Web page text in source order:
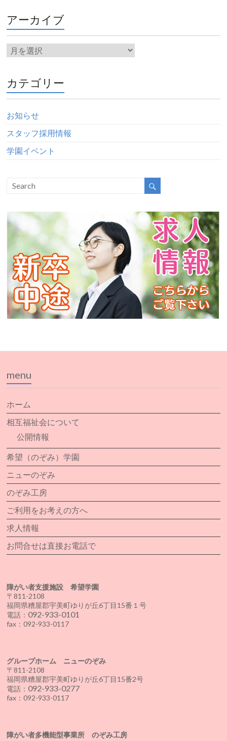
アーカイブ
カテゴリー
お知らせ
スタッフ採用情報
学園イベント
menu
ホーム
相互福祉会について
公開情報
希望（のぞみ）学園
ニューのぞみ
のぞみ工房
ご利用をお考えの方へ
求人情報
お問合せは直接お電話で
障がい者支援施設 希望学園
〒811-2108
福岡県糟屋郡宇美町ゆりが丘6丁目15番１号
電話： 092-933-0101
fax：092-933-0117
グループホーム ニューのぞみ
〒811-2108
福岡県糟屋郡宇美町ゆりが丘6丁目15番2号
電話： 092-933-0277
fax：092-933-0117
障がい者多機能型事業所 のぞみ工房